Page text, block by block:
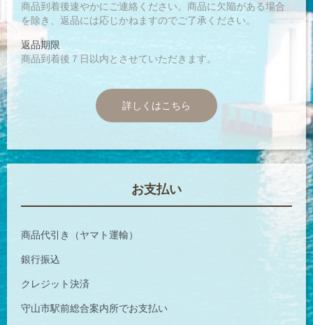
商品到着後速やかにご連絡ください。商品に欠陥がある場合
を除き、返品には応じかねますのでご了承ください。
返品期限
商品到着後７日以内とさせていただきます。
詳しくはこちら
お支払い
商品代引き（ヤマト運輸）
銀行振込
クレジット決済
守山市駅前総合案内所でお支払い